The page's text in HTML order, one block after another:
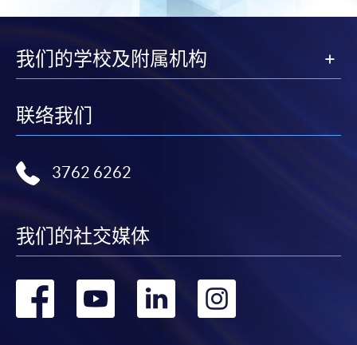
我们的学校及附属机构
联络我们
3762 6262
我们的社交媒体
转 转 转 转